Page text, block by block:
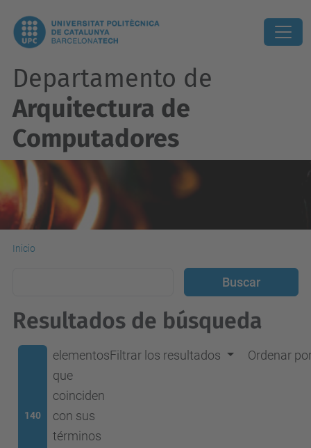
Departamento de
Arquitectura de
Computadores
Inicio
Resultados de búsqueda
140
elementos
que
coinciden
con sus
términos
Filtrar los resultados Ordenar